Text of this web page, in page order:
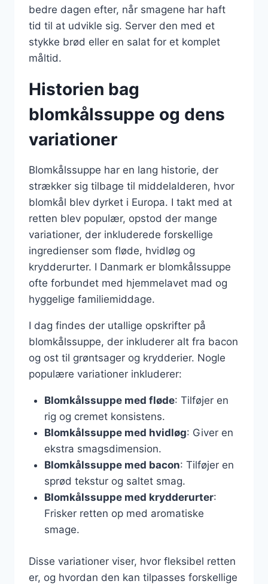
bedre dagen efter, når smagene har haft
tid til at udvikle sig. Server den med et
stykke brød eller en salat for et komplet
måltid.
Historien bag
blomkålssuppe og dens
variationer
Blomkålssuppe har en lang historie, der
strækker sig tilbage til middelalderen, hvor
blomkål blev dyrket i Europa. I takt med at
retten blev populær, opstod der mange
variationer, der inkluderede forskellige
ingredienser som fløde, hvidløg og
krydderurter. I Danmark er blomkålssuppe
ofte forbundet med hjemmelavet mad og
hyggelige familiemiddage.
I dag findes der utallige opskrifter på
blomkålssuppe, der inkluderer alt fra bacon
og ost til grøntsager og krydderier. Nogle
populære variationer inkluderer:
Blomkålssuppe med fløde: Tilføjer en
rig og cremet konsistens.
Blomkålssuppe med hvidløg: Giver en
ekstra smagsdimension.
Blomkålssuppe med bacon: Tilføjer en
sprød tekstur og saltet smag.
Blomkålssuppe med krydderurter:
Frisker retten op med aromatiske
smage.
Disse variationer viser, hvor fleksibel retten
er, og hvordan den kan tilpasses forskellige